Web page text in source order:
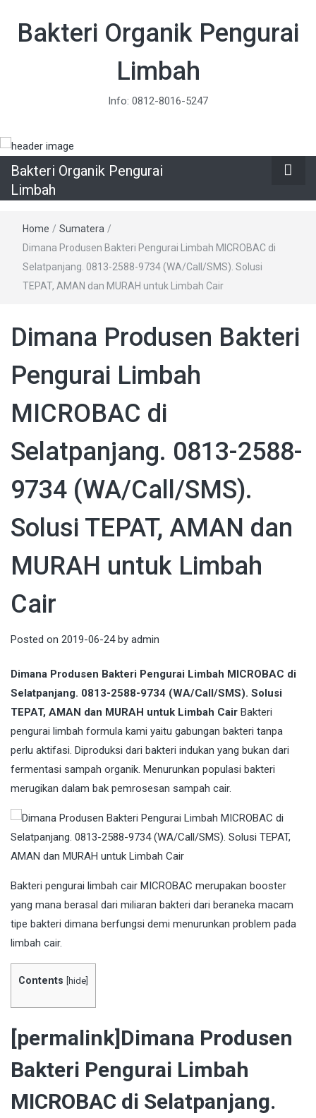
Bakteri Organik Pengurai
Limbah
Info: 0812-8016-5247
Bakteri Organik Pengurai
Limbah
Home / Sumatera /
Dimana Produsen Bakteri Pengurai Limbah MICROBAC di
Selatpanjang. 0813-2588-9734 (WA/Call/SMS). Solusi
TEPAT, AMAN dan MURAH untuk Limbah Cair
Dimana Produsen Bakteri
Pengurai Limbah
MICROBAC di
Selatpanjang. 0813-2588-
9734 (WA/Call/SMS).
Solusi TEPAT, AMAN dan
MURAH untuk Limbah
Cair
Posted on 2019-06-24by admin
Dimana Produsen Bakteri Pengurai Limbah MICROBAC di
Selatpanjang. 0813-2588-9734 (WA/Call/SMS). Solusi
TEPAT, AMAN dan MURAH untuk Limbah Cair Bakteri
pengurai limbah formula kami yaitu gabungan bakteri tanpa
perlu aktifasi. Diproduksi dari bakteri indukan yang bukan dari
fermentasi sampah organik. Menurunkan populasi bakteri
merugikan dalam bak pemrosesan sampah cair.
Bakteri pengurai limbah cair MICROBAC merupakan booster
yang mana berasal dari miliaran bakteri dari beraneka macam
tipe bakteri dimana berfungsi demi menurunkan problem pada
limbah cair.
Contents hide
[permalink]Dimana Produsen
Bakteri Pengurai Limbah
MICROBAC di Selatpanjang.